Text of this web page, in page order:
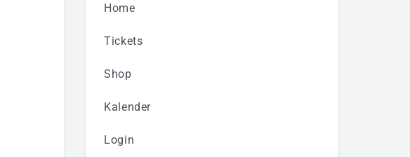
Home
Tickets
Shop
Kalender
Login